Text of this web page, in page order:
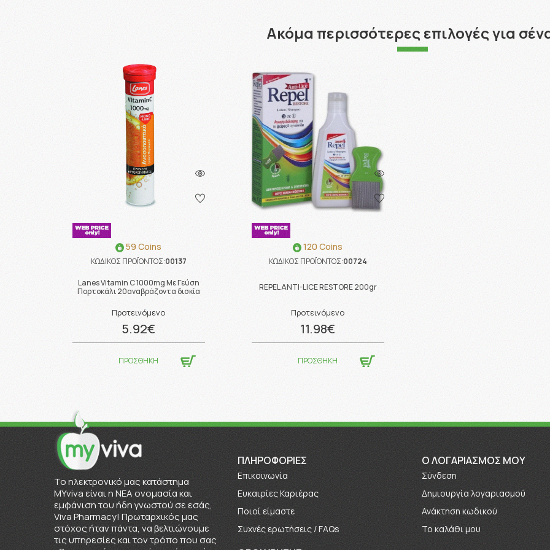
Ακόμα περισσότερες επιλογές για
59 Coins
ΚΩΔΙΚΟΣ ΠΡΟΪΟΝΤΟΣ:00137
Lanes Vitamin C 1000mg Με Γεύση
Πορτοκάλι 20αναβράζοντα δισκία
Προτεινόμενο
5.92€
ΠΡΟΣΘΗΚΗ
120 Coins
ΚΩΔΙΚΟΣ ΠΡΟΪΟΝΤΟΣ:00724
REPEL ANTI-LICE RESTORE 200gr
Προτεινόμενο
11.98€
ΠΡΟΣΘΗΚΗ
To ηλεκτρονικό μας κατάστημα
MYviva είναι η ΝΕΑ ονομασία και
εμφάνιση του ήδη γνωστού σε εσάς,
Viva Pharmacy! Πρωταρχικός μας
στόχος ήταν πάντα, να βελτιώνουμε
τις υπηρεσίες και τον τρόπο που σας
ΠΛΗΡΟΦΟΡΊΕΣ
Επικοινωνία
Ευκαιρίες Καριέρας
Πoιοί είμαστε
Συχνές ερωτήσεις / FAQs
O ΛΟΓΑΡΙΑΣΜΟΣ ΜΟΥ
Σύνδεση
Δημιουργία λογαριασμού
Ανάκτηση κωδικού
Το καλάθι μου